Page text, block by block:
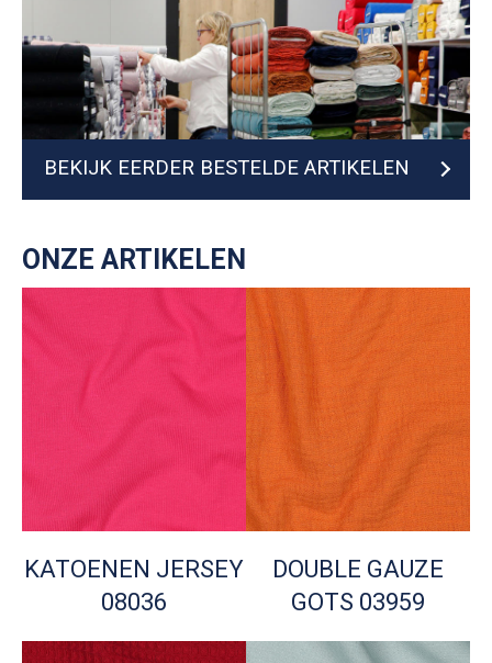
BEKIJK EERDER BESTELDE ARTIKELEN
ONZE ARTIKELEN
KATOENEN JERSEY
08036
DOUBLE GAUZE
GOTS 03959